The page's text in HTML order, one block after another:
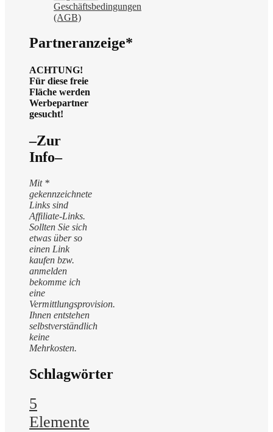
Geschäftsbedingungen
(AGB)
Partneranzeige*
ACHTUNG!
Für diese freie
Fläche werden
Werbepartner
gesucht!
–Zur
Info–
Mit *
gekennzeichnete
Links sind
Affiliate-Links.
Sollten Sie sich
etwas über so
einen Link
kaufen bzw.
anmelden
bekomme ich
eine
Vermittlungsprovision.
Ihnen entstehen
selbstverständlich
keine
Mehrkosten.
Schlagwörter
5
Elemente